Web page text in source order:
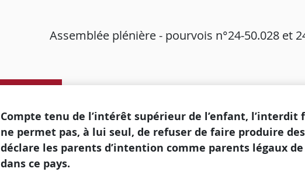
Assemblée plénière - pourvois n°24-50.028 et
Compte tenu de l’intérêt supérieur de l’enfant,
ne permet pas, à lui seul, de refuser de faire produire
déclare les parents d’intention comme parents légaux
dans ce pays.